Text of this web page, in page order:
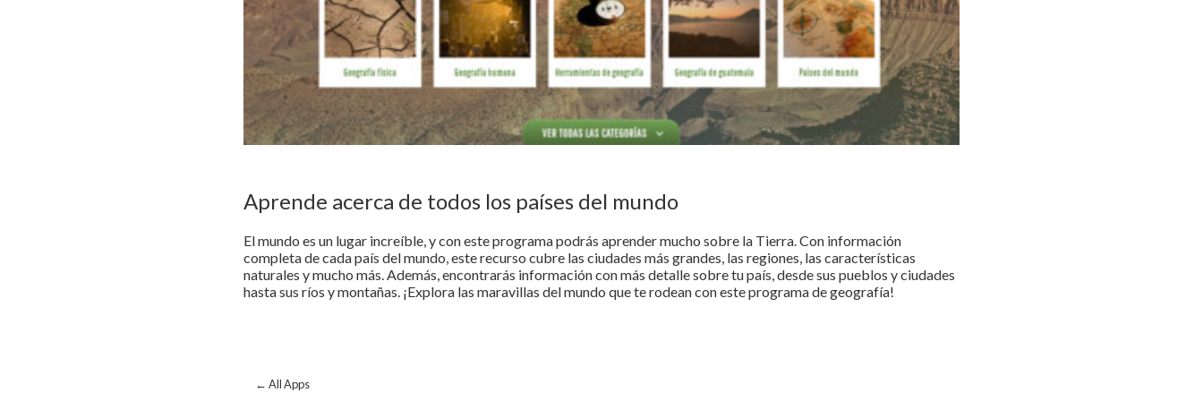
Aprende acerca de todos los países del mundo
El mundo es un lugar increíble, y con este programa podrás aprender mucho sobre la Tierra. Con información
completa de cada país del mundo, este recurso cubre las ciudades más grandes, las regiones, las características
naturales y mucho más. Además, encontrarás información con más detalle sobre tu país, desde sus pueblos y ciudades
hasta sus ríos y montañas. ¡Explora las maravillas del mundo que te rodean con este programa de geografía!
← All Apps